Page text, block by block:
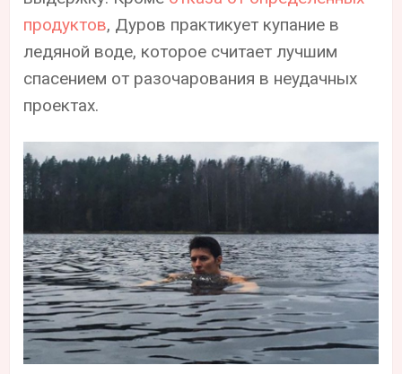
продуктов, Дуров практикует купание в
ледяной воде, которое считает лучшим
спасением от разочарования в неудачных
проектах.